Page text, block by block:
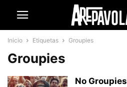
Inicio Etiquetas Groupies
Groupies
No